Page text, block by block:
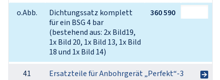
o.Abb.
Dichtungssatz komplett
für ein BSG 4 bar
(bestehend aus: 2x Bild19,
1x Bild 20, 1x Bild 13, 1x Bild
18 und 1x Bild 14)
360 590
41 Ersatzteile für Anbohrgerät „Perfekt“-3